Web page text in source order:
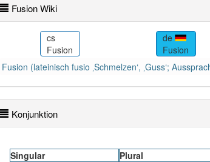
Wörter mit Endung
80% unserer Spielapp-Nutzer haben den Artikel
Fusion Wiki
cs
Fusion
de
Fusion
Fusion (lateinisch fusio ‚Schmelzen‘, ‚Guss‘;
Konjunktion
Singular
Plural